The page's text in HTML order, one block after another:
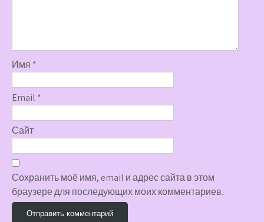
Имя *
Email *
Сайт
Сохранить моё имя, email и адрес сайта в этом
браузере для последующих моих комментариев.